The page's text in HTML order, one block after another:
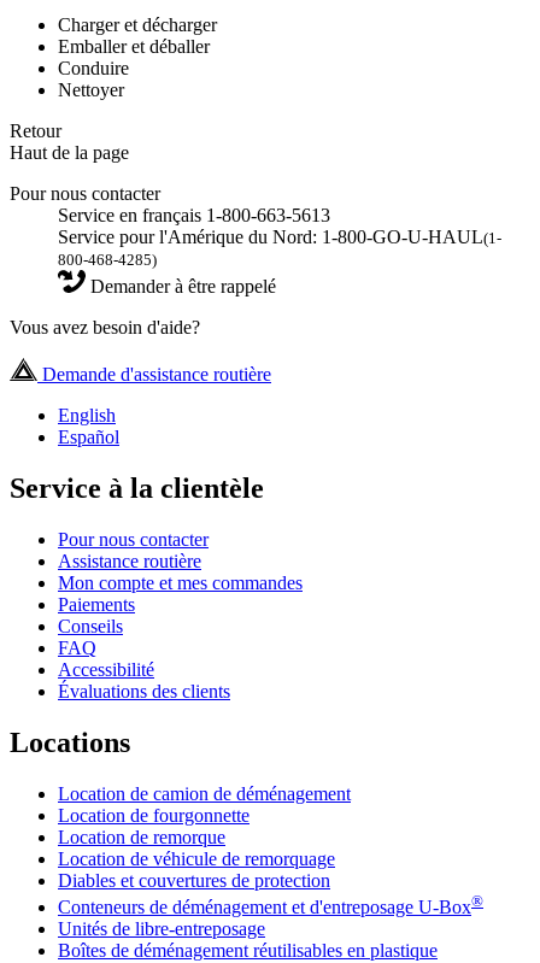
Charger et décharger
Emballer et déballer
Conduire
Nettoyer
Retour
Haut de la page
Pour nous contacter
Service en français 1-800-663-5613
Service pour l'Amérique du Nord: 1-800-GO-U-HAUL(1-
800-468-4285)
Demander à être rappelé
Vous avez besoin d'aide?
Demande d'assistance routière
English
Español
Service à la clientèle
Pour nous contacter
Assistance routière
Mon compte et mes commandes
Paiements
Conseils
FAQ
Accessibilité
Évaluations des clients
Locations
Location de camion de déménagement
Location de fourgonnette
Location de remorque
Location de véhicule de remorquage
Diables et couvertures de protection
Conteneurs de déménagement et d'entreposage U-Box®
Unités de libre-entreposage
Boîtes de déménagement réutilisables en plastique